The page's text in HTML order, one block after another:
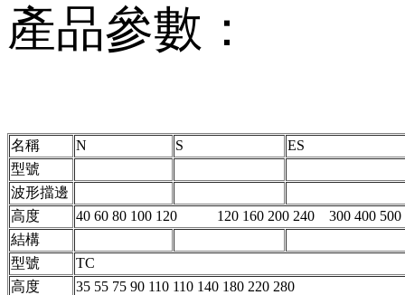
產品參數：
名稱 N S
ES
型號
波形擋邊
高度
40 60 80 100 120 120 160 200 240 300 400 500
結構
型號
TC
高度
35 55 75 90 110 110 140 180 220 280